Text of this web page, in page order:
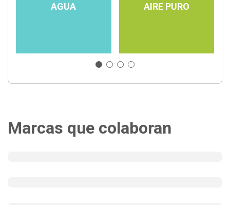
AGUA AIRE PURO
Marcas que colaboran